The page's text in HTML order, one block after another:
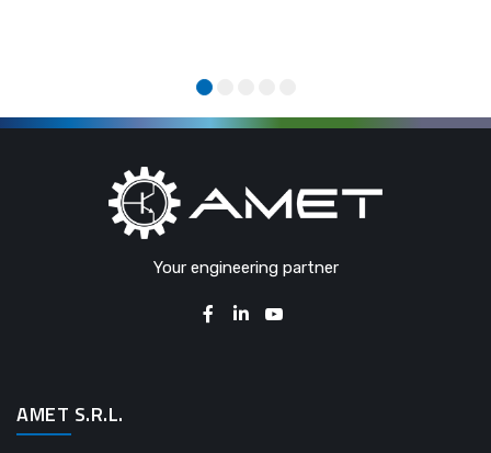
Your engineering partner
AMET S.R.L.